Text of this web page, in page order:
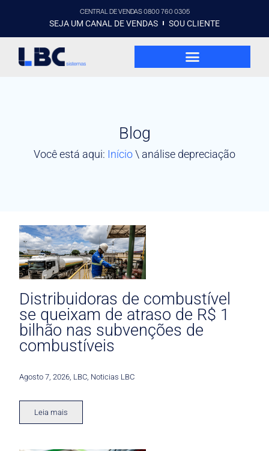
CENTRAL DE VENDAS 0800 760 0305
SEJA UM CANAL DE VENDAS SOU CLIENTE
Blog
Você está aqui: Início\ análise depreciação
Distribuidoras de combustível
se queixam de atraso de R$ 1
bilhão nas subvenções de
combustíveis
Agosto 7, 2026 LBC Noticias LBC
Leia mais